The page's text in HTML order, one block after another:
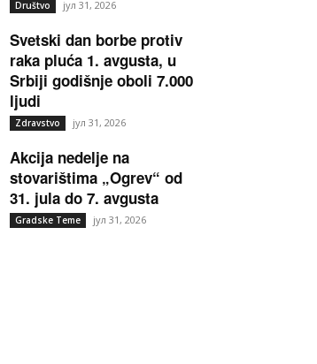
Društvo јул 31, 2026
Svetski dan borbe protiv
raka pluća 1. avgusta, u
Srbiji godišnje oboli 7.000
ljudi
Zdravstvo јул 31, 2026
Akcija nedelje na
stovarištima „Ogrev“ od
31. jula do 7. avgusta
Gradske Teme јул 31, 2026